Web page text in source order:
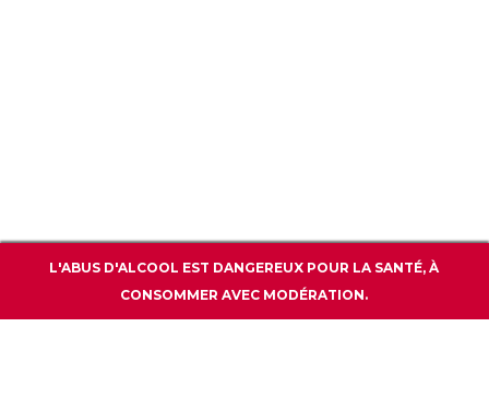
L'ABUS D'ALCOOL EST DANGEREUX POUR LA SANTÉ, À
CONSOMMER AVEC MODÉRATION.